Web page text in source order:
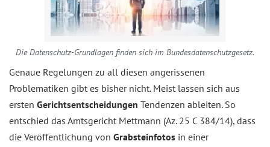
Die Datenschutz-Grundlagen finden sich im Bundesdatenschutzgesetz.
Genaue Regelungen zu all diesen angerissenen
Problematiken gibt es bisher nicht. Meist lassen sich aus
ersten Gerichtsentscheidungen Tendenzen ableiten. So
entschied das Amtsgericht Mettmann (Az. 25 C 384/14), dass
die Veröffentlichung von Grabsteinfotos in einer